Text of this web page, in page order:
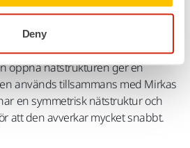
Deny
framtagen för slipning av hårda
där det krävs lång hållbarhet
öppna nätstrukturen ger en
används tillsammans med Mirkas
en symmetrisk nätstruktur och
att den avverkar mycket snabbt.